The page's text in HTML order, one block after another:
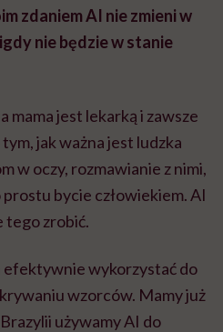
zdaniem AI nie zmieni w
nie będzie w stanie
mama jest lekarką i zawsze
jak ważna jest ludzka
w oczy, rozmawianie z nimi,
bycie człowiekiem. AI
tego zrobić.
efektywnie wykorzystać do
wzorców. Mamy już
używamy AI do